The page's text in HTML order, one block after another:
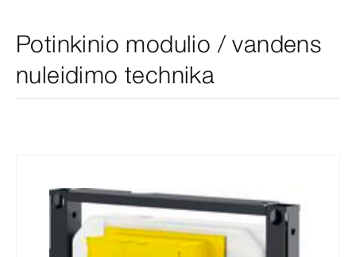
Potinkinio modulio / vandens
nuleidimo technika